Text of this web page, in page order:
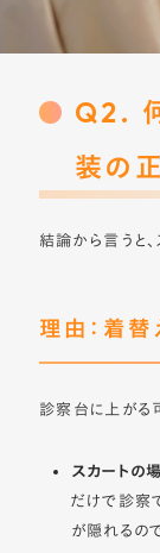
Q2.
装の
結論から言うと
理由：着替
診察台に上がる
スカートの
だけで診察
が隠れるの